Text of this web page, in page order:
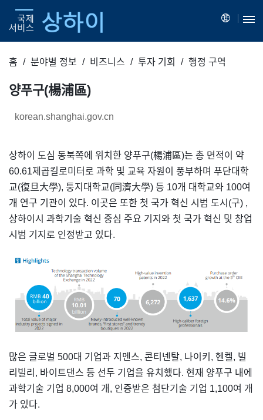
홈 분야별 정보 비즈니스 투자 기회 행정 구역
양푸구(楊浦區)
korean.shanghai.gov.cn
상하이 도심 동북쪽에 위치한 양푸구(楊浦區)는 총 면적이 약
60.61제곱킬로미터로 과학 및 교육 자원이 풍부하며 푸단대학
교(復旦大學), 퉁지대학교(同濟大學) 등 10개 대학교와 100여
개 연구 기관이 있다. 이곳은 또한 첫 국가 혁신 시범 도시(구) ,
상하이시 과학기술 혁신 중심 주요 기지와 첫 국가 혁신 및 창업
시범 기지로 인정받고 있다.
많은 글로벌 500대 기업과 지멘스, 콘티넨탈, 나이키, 헨켈, 빌
리빌리, 바이트댄스 등 선두 기업을 유치했다. 현재 양푸구 내에
과학기술 기업 8,000여 개, 인증받은 첨단기술 기업 1,100여 개
가 있다.